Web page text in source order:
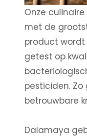
Onze
met de
product
getest op
pesticiden.
betrouwbare
Dalamaya